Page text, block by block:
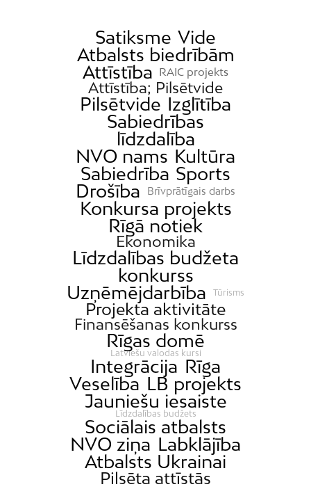
Satiksme Vide
Atbalsts biedrībām
Attīstība
RAIC projekts
Attīstība; Pilsētvide
Pilsētvide Izglītība
Sabiedrības
līdzdalība
NVO nams Kultūra
Sabiedrība Sports
Drošība
Brīvprātīgais darbs
Konkursa projekts
Rīgā notiek
Ekonomika
Līdzdalības budžeta
konkurss
Uzņēmējdarbība
Tūrisms
Projekta aktivitāte
Finansēšanas konkurss
Rīgas domē
Latviešu valodas kursi
Integrācija Rīga
Veselība LB projekts
Jauniešu iesaiste
Līdzdalības budžets
Sociālais atbalsts
NVO ziņa Labklājība
Atbalsts Ukrainai
Pilsēta attīstās